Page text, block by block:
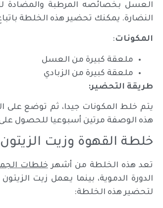
العسل بخصائصه المرطبة والمضادة
النضارة. يمكنك تحضير هذه الخلطة
المكونات:
ملعقة كبيرة من العسل
ملعقة كبيرة من الزبادي
طريقة التحضير:
هذه الوصفة مرتين أسبوعيا للحصول
خلطة القهوة وزيت
تعد هذه الخلطة من أشهرخلطات
الدورة الدموية، بينما يعمل زيت
لتحضير هذه الخلطة: